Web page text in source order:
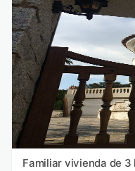
Familiar vivienda de